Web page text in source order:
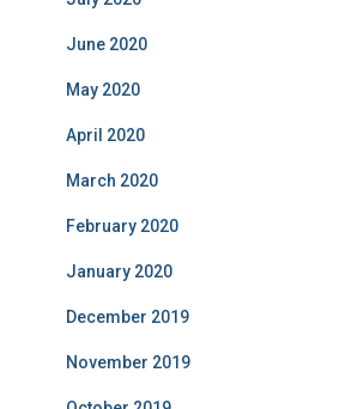
June 2020
May 2020
April 2020
March 2020
February 2020
January 2020
December 2019
November 2019